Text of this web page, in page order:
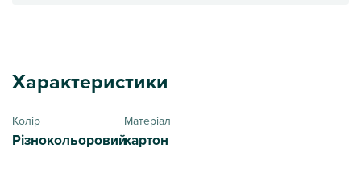
Характеристики
Колір
Різнокольоровий
Матеріал
картон